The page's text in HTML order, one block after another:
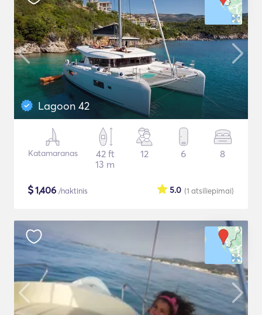
Lagoon 42
Katamaranas
42 ft
13 m
12 6 8
$1,406 /naktinis (1 atsiliepimai)
5.0